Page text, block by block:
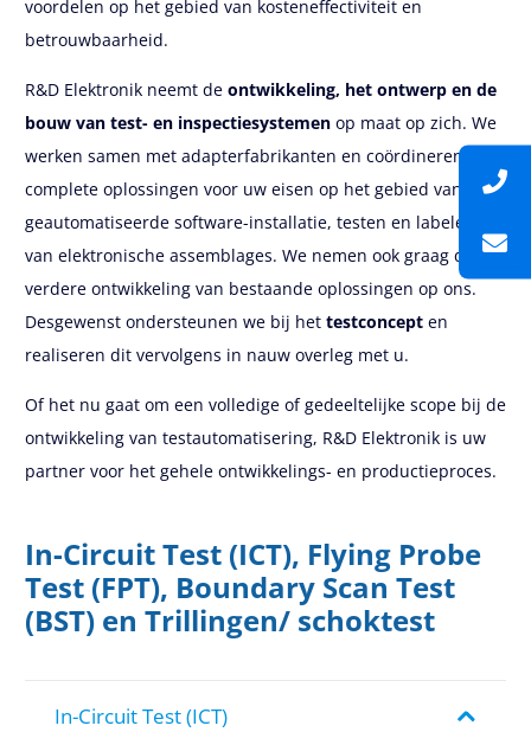
voordelen op het gebied van kosteneffectiviteit en
betrouwbaarheid.
R&D Elektronik neemt de ontwikkeling, het ontwerp en de
bouw van test- en inspectiesystemen op maat op zich. We
werken samen met adapterfabrikanten en coördineren
complete oplossingen voor uw eisen op het gebied van
geautomatiseerde software-installatie, testen en labelen
van elektronische assemblages. We nemen ook graag de
verdere ontwikkeling van bestaande oplossingen op ons.
Desgewenst ondersteunen we bij het testconcept en
realiseren dit vervolgens in nauw overleg met u.
Of het nu gaat om een volledige of gedeeltelijke scope bij de
ontwikkeling van testautomatisering, R&D Elektronik is uw
partner voor het gehele ontwikkelings- en productieproces.
In-Circuit Test (ICT), Flying Probe
Test (FPT), Boundary Scan Test
(BST) en Trillingen/ schoktest
In-Circuit Test (ICT)